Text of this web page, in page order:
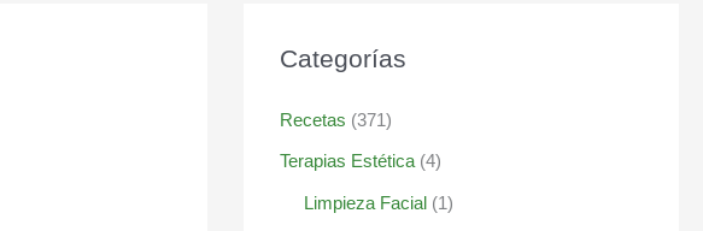
Categorías
Recetas (371)
Terapias Estética(4)
Limpieza Facial(1)